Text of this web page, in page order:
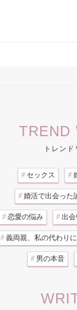
TREND
トレンド
# セックス #
# 婚活で出会った
# 恋愛の悩み # 出
# 義両親、私の代わり
# 男の本音